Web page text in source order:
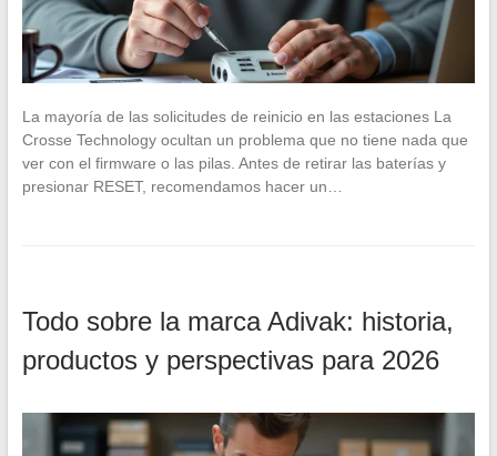
La mayoría de las solicitudes de reinicio en las estaciones La
Crosse Technology ocultan un problema que no tiene nada que
ver con el firmware o las pilas. Antes de retirar las baterías y
presionar RESET, recomendamos hacer un…
Todo sobre la marca Adivak: historia,
productos y perspectivas para 2026